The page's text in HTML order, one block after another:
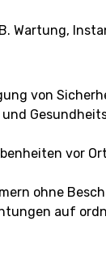
Wartung,
von
vor
ohne
auf